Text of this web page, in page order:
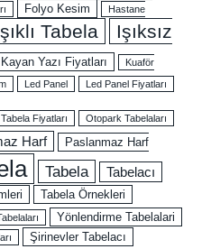
Folyo Kesim Hastane
Tabela
Işıksız
Kayan Yazı Fiyatları
Kuaför
Led Panel Led Panel Fiyatları
Tabela Fiyatları Otopark Tabelaları
Harf Paslanmaz Harf
Tabela Tabelacı
Tabela Örnekleri
Yönlendirme Tabelalari
Şirinevler Tabelacı